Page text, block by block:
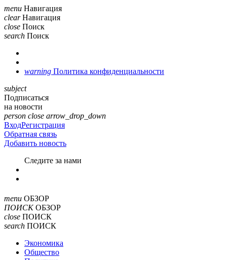
menu Навигация
clear Навигация
close Поиск
search Поиск
warning Политика конфиденциальности
subject
Подписаться
на новости
person close arrow_drop_down
ВходРегистрация
Обратная связь
Добавить новость
Cледите за нами
menu ОБЗОР
ПОИСК ОБЗОР
close ПОИСК
search ПОИСК
Экономика
Общество